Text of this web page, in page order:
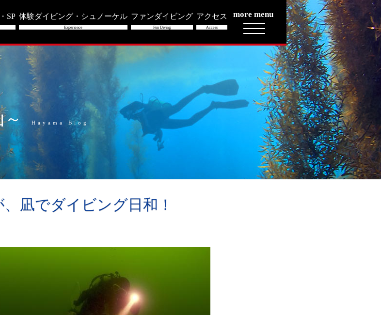
SP 体験ダイビング・シュノーケル
Experience
ファンダイビング
Fun Diving
アクセス
Access
more menu
Hayama Blog
、凪でダイビング日和！